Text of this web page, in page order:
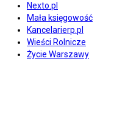
Nexto.pl
Mała księgowość
Kancelarierp.pl
Wieści Rolnicze
Życie Warszawy